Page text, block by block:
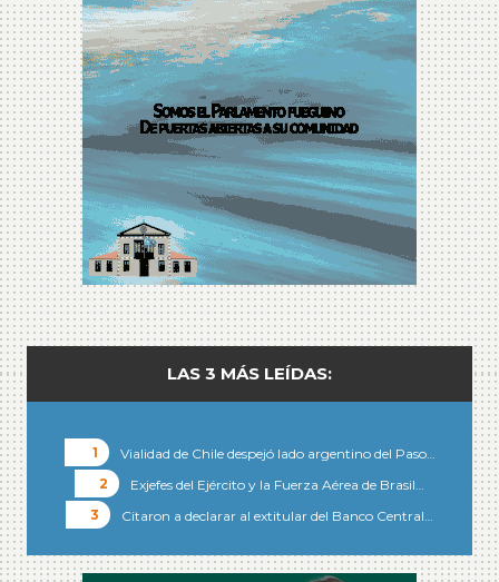
LAS 3 MÁS LEÍDAS:
Vialidad de Chile despejó lado argentino del Paso…
Exjefes del Ejército y la Fuerza Aérea de Brasil…
Citaron a declarar al extitular del Banco Central…